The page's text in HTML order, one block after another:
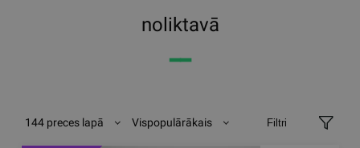
noliktavā
━━
144 preces lapā Vispopulārākais Filtri